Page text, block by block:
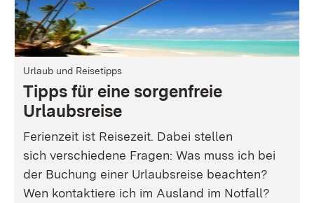
Urlaub und Reisetipps
Tipps für eine sorgenfreie
Urlaubsreise
Ferienzeit ist Reisezeit. Dabei stellen
sich verschiedene Fragen: Was muss ich bei
der Buchung einer Urlaubsreise beachten?
Wen kontaktiere ich im Ausland im Notfall?